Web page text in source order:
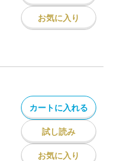
お気に入り
カートに入れる
試し読み
お気に入り